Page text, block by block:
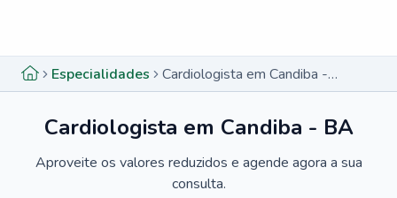
Especialidades Cardiologista em Candiba - BA
Cardiologista em Candiba - BA
Aproveite os valores reduzidos e agende agora a sua
consulta.